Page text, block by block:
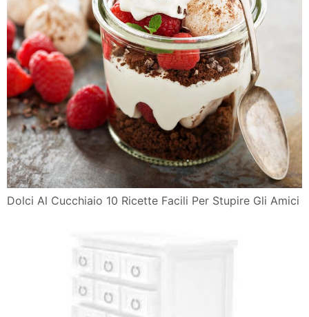
Dolci Al Cucchiaio 10 Ricette Facili Per Stupire Gli Amici